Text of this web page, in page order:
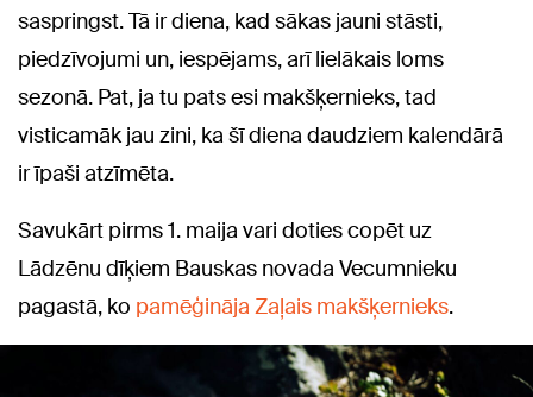
saspringst. Tā ir diena, kad sākas jauni stāsti,
piedzīvojumi un, iespējams, arī lielākais loms
sezonā. Pat, ja tu pats esi makšķernieks, tad
visticamāk jau zini, ka šī diena daudziem kalendārā
ir īpaši atzīmēta.
Savukārt pirms 1. maija vari doties copēt uz
Lādzēnu dīķiem Bauskas novada Vecumnieku
pagastā, ko pamēģināja Zaļais makšķernieks.